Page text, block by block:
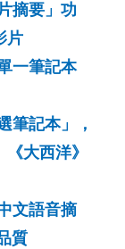
摘要」功
片
一筆記本
筆記本」，
大西洋》
文語音摘
質